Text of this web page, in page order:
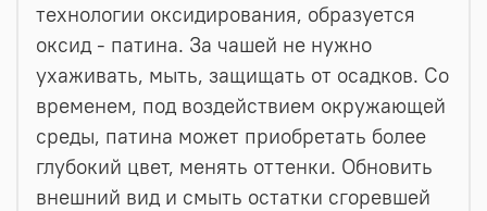
технологии оксидирования, образуется
оксид - патина. За чашей не нужно
ухаживать, мыть, защищать от осадков. Со
временем, под воздействием окружающей
среды, патина может приобретать более
глубокий цвет, менять оттенки. Обновить
внешний вид и смыть остатки сгоревшей